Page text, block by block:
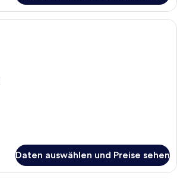
Ein Hotelzimmer mit zwei Betten,
Daten auswählen und Preise sehen